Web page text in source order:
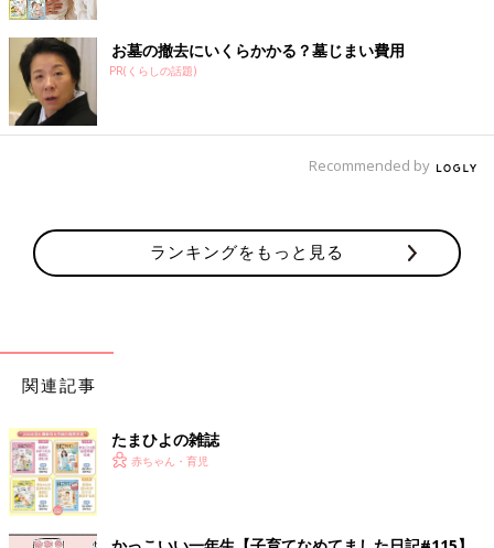
お墓の撤去にいくらかかる？墓じまい費用
PR(くらしの話題)
Recommended by
ランキングをもっと見る
関連記事
たまひよの雑誌
赤ちゃん・育児